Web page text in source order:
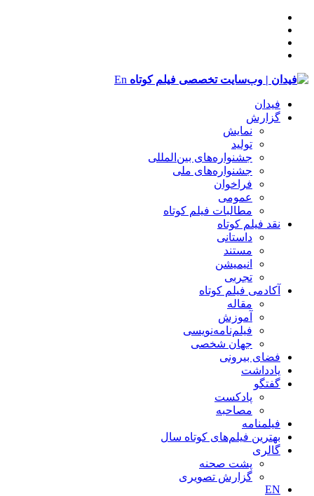
En
فیدان
گزارش
نمایش
تولید
‌‌جشنواره‌های بین‌المللی
جشنواره‌های ملی
فراخوان
عمومی
مطالبات فیلم کوتاه
نقد فیلم کوتاه
داستانی
مستند
انیمیشن
تجربی
آکادمی فیلم کوتاه
مقاله
آموزش
فیلم‌نامه‌نویسی
جهان شخصی
فضای بیرونی
یادداشت
گفتگو
پادکست
مصاحبه
فیلمنامه
بهترین فیلم‌های کوتاه سال
گالری
پشت صحنه
گزارش تصویری
EN